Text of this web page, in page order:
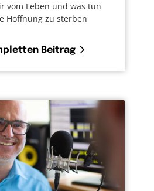
vom Leben und was tun
Hoffnung zu sterben
Beitrag